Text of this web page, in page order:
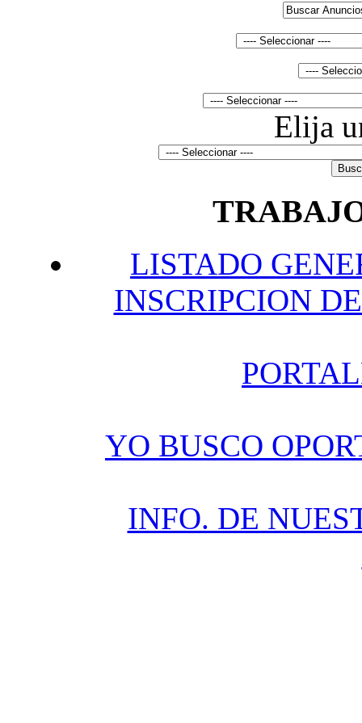
Elija
LISTADO
INSCRIPCION
P
YO BUSCO
INFO. DE